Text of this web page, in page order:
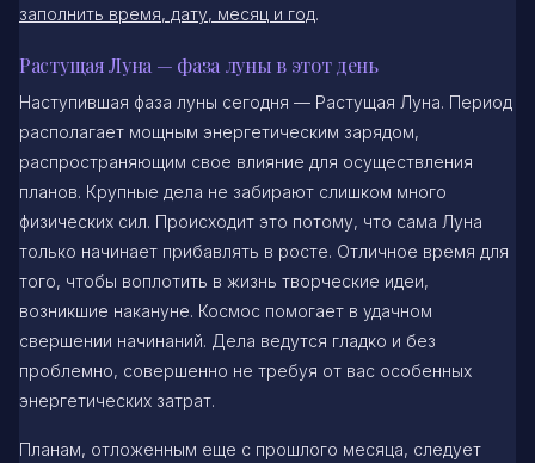
заполнить время, дату, месяц и год.
Растущая Луна — фаза луны в этот день
Наступившая фаза луны сегодня — Растущая Луна. Период
располагает мощным энергетическим зарядом,
распространяющим свое влияние для осуществления
планов. Крупные дела не забирают слишком много
физических сил. Происходит это потому, что сама Луна
только начинает прибавлять в росте. Отличное время для
того, чтобы воплотить в жизнь творческие идеи,
возникшие накануне. Космос помогает в удачном
свершении начинаний. Дела ведутся гладко и без
проблемно, совершенно не требуя от вас особенных
энергетических затрат.
Планам, отложенным еще с прошлого месяца, следует